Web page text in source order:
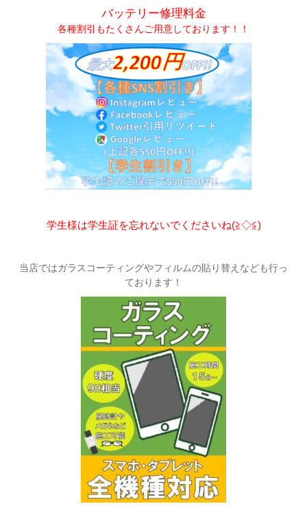
バッテリー修理料金
各種割引もたくさんご用意しております！！
学生様は学生証を忘れないでくださいね(≧◇≦)
当店ではガラスコーティングやフィルムの貼り替えなども行っ
ております！